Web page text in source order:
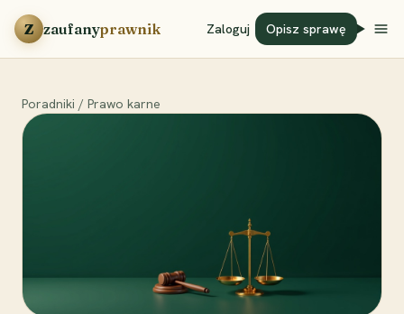
Przejdź do treści
Z zaufanyprawnik Zaloguj Opisz sprawę
Poradniki / Prawo karne